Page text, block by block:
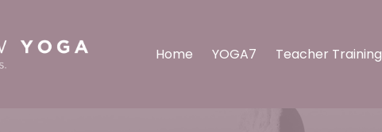
Home YOGA7 Teacher Training